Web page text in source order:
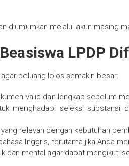
diumumkan melalui akun masing-
LPDP
peluang lolos semakin besar:
valid dan lengkap sebelum
menghadapi seleksi substansi
relevan dengan kebutuhan
Inggris, terutama jika Anda
dan mental agar dapat mengikuti